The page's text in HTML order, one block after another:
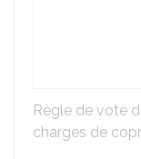
Règle de vote
charges de